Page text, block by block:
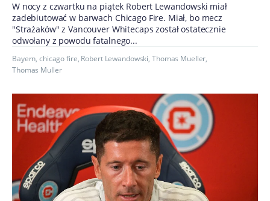
W nocy z czwartku na piątek Robert Lewandowski miał
zadebiutować w barwach Chicago Fire. Miał, bo mecz
"Strażaków" z Vancouver Whitecaps został ostatecznie
odwołany z powodu fatalnego...
Bayern,chicago fire, Robert Lewandowski, Thomas Mueller,
Thomas Muller